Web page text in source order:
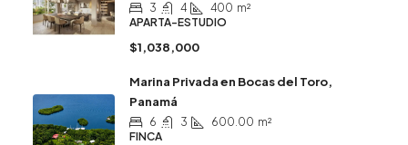
3 4 400 m²
APARTA-ESTUDIO
$1,038,000
Marina Privada en Bocas del Toro,
Panamá
6 3 600.00 m²
FINCA